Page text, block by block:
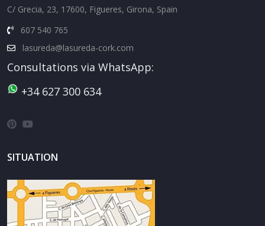
C/ Grecia, 23, 17600, Figueres, Girona, Spain
607 540 765
lasureda@lasureda-cork.com
Consultations via WhatsApp:
+34 627 300 634
SITUATION